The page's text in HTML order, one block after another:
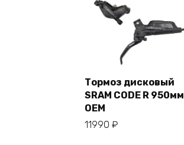
Тормоз дисковый
SRAM CODE R 950мм
OEM
11990₽